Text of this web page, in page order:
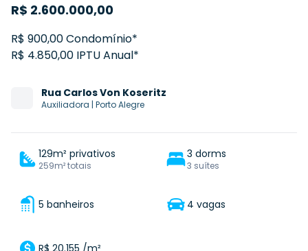
R$ 2.600.000,00
R$ 900,00 Condomínio*
R$ 4.850,00 IPTU Anual*
Rua Carlos Von Koseritz
Auxiliadora | Porto Alegre
129m² privativos
259m² totais
3 dorms
3 suítes
5 banheiros 4 vagas
R$ 20.155 /m²